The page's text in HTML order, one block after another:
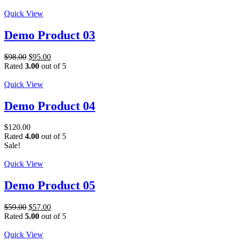
Quick View
Demo Product 03
$98.00 $95.00
Rated 3.00 out of 5
Quick View
Demo Product 04
$120.00
Rated 4.00 out of 5
Sale!
Quick View
Demo Product 05
$59.00 $57.00
Rated 5.00 out of 5
Quick View